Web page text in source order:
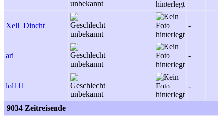
Xell_Dincht -
ari -
lol111 -
9034 Zeitreisende